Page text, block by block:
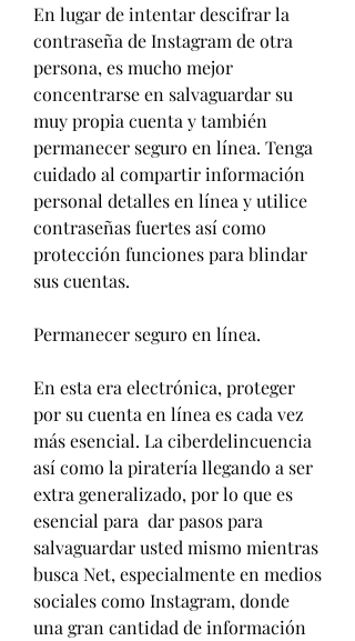
En lugar de intentar descifrar la
contraseña de Instagram de otra
persona, es mucho mejor
concentrarse en salvaguardar su
muy propia cuenta y también
permanecer seguro en línea. Tenga
cuidado al compartir información
personal detalles en línea y utilice
contraseñas fuertes así como
protección funciones para blindar
sus cuentas.
Permanecer seguro en línea.
En esta era electrónica, proteger
por su cuenta en línea es cada vez
más esencial. La ciberdelincuencia
así como la piratería llegando a ser
extra generalizado, por lo que es
esencial para  dar pasos para
salvaguardar usted mismo mientras
busca Net, especialmente en medios
sociales como Instagram, donde
una gran cantidad de información